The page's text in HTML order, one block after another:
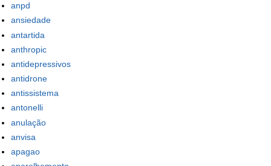
anpd
ansiedade
antartida
anthropic
antidepressivos
antidrone
antissistema
antonelli
anulação
anvisa
apagao